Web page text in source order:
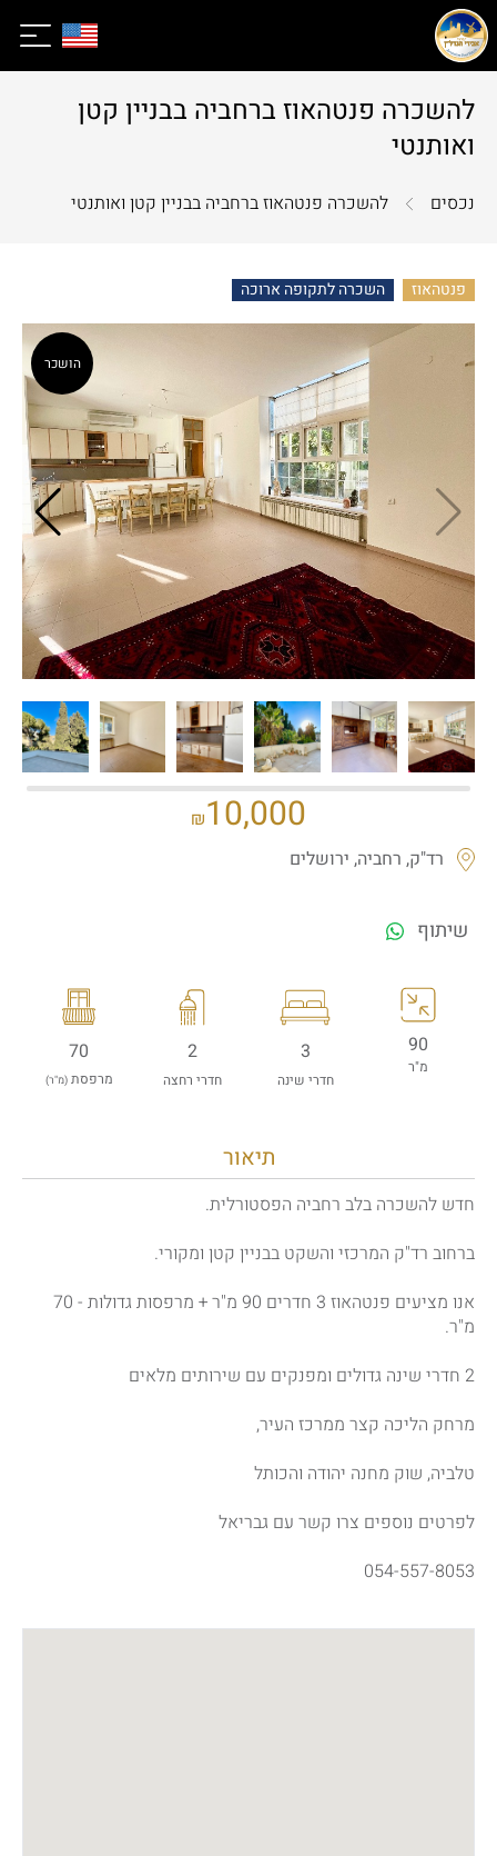
להשכרה פנטהאוז ברחביה בבניין קטן
ואותנטי
נכסים להשכרה פנטהאוז ברחביה בבניין קטן ואותנטי
פנטהאוז השכרה לתקופה ארוכה
הושכר
₪10,000
רד"ק, רחביה, ירושלים
שיתוף
90
מ"ר
3
חדרי שינה
2
חדרי רחצה
70
מרפסת(מ"ר)
תיאור
חדש להשכרה בלב רחביה הפסטורלית.
ברחוב רד"ק המרכזי והשקט בבניין קטן ומקורי.
אנו מציעים פנטהאוז 3 חדרים 90 מ"ר + מרפסות גדולות - 70
מ"ר.
2 חדרי שינה גדולים ומפנקים עם שירותים מלאים
מרחק הליכה קצר ממרכז העיר,
טלביה, שוק מחנה יהודה והכותל
לפרטים נוספים צרו קשר עם גבריאל
054-557-8053